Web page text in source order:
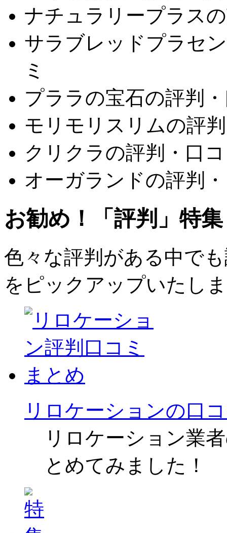
ナチュラリープラス
サラブレッドプラセ
ミ
プララの宝石の評判
モリモリスリムの評
クリクラの評判・口
オーガランドの評判
お勧め！「評判」特集
色々な評判がある中で
をピックアップいたし
リロケーションの口
リロケーション業
とめてみました！